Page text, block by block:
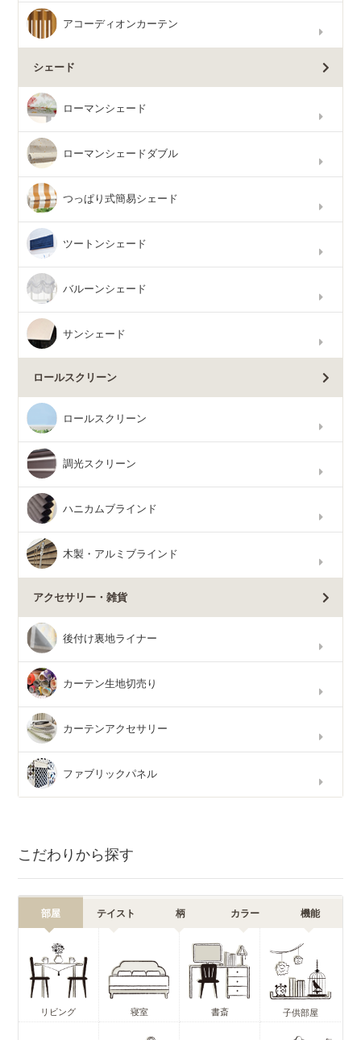
アコーディオンカーテン
シェード
ローマンシェード
ローマンシェードダブル
つっぱり式簡易シェード
ツートンシェード
バルーンシェード
サンシェード
ロールスクリーン
ロールスクリーン
調光スクリーン
ハニカムブラインド
木製・アルミブラインド
アクセサリー・雑貨
後付け裏地ライナー
カーテン生地切売り
カーテンアクセサリー
ファブリックパネル
こだわりから探す
部屋 テイスト 柄 カラー 機能
リビング 寝室 書斎 子供部屋